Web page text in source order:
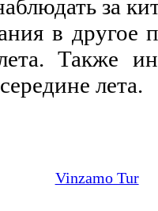
за
в другое
Также
лета.
Vinzamo Tur